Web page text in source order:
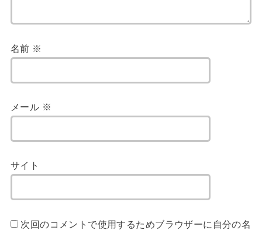
名前 ※
メール ※
サイト
次回のコメントで使用するためブラウザーに自分の名